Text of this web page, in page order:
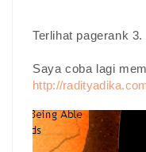
Terlihat pagerank 3.
Saya coba lagi
http://